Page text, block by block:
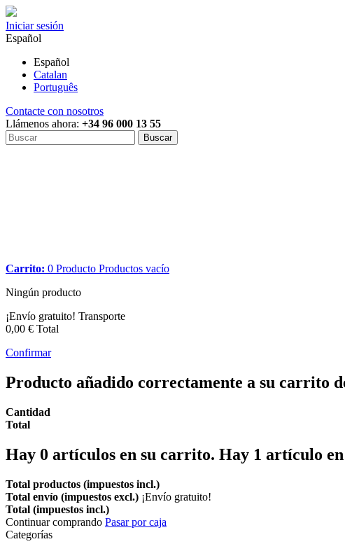
Iniciar sesión
Español
Español
Catalan
Português
Contacte con nosotros
Llámenos ahora: +34 96 000 13 55
Buscar
Carrito: 0 Producto Productos vacío
Ningún producto
¡Envío gratuito! Transporte
0,00 € Total
Confirmar
Producto añadido correctamente a su carrito
Cantidad
Total
Hay 0 artículos en su carrito. Hay 1 artículo
Total productos (impuestos incl.)
Total envío (impuestos excl.) ¡Envío gratuito!
Total (impuestos incl.)
Continuar comprando Pasar por caja
Categorías